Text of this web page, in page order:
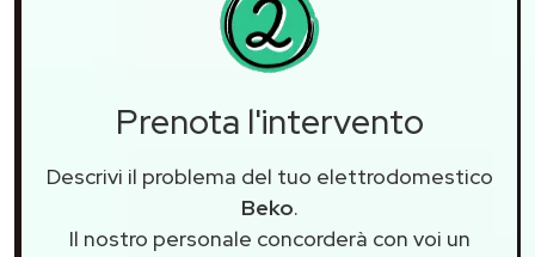
Prenota l'intervento
Descrivi il problema del tuo elettrodomestico
Beko.
Il nostro personale concorderà con voi un